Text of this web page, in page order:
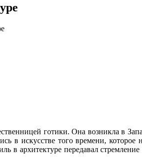
готики. Она возникла в
в искусстве того времени,
в архитектуре передавал